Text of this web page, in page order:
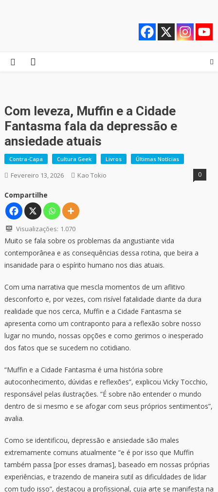
Quebrando o Controle
Com leveza, Muffin e a Cidade
Fantasma fala da depressão e
ansiedade atuais
Contra-Capa Cultura Geek Livros Últimas Notícias
Fevereiro 13, 2026 Kao Tokio 0
Compartilhe
Visualizações: 1.070
Muito se fala sobre os problemas da angustiante vida
contemporânea e as consequências dessa rotina, que beira a
insanidade para o espírito humano nos dias atuais.
Com uma narrativa que mescla momentos de um aflitivo
desconforto e, por vezes, com risível fatalidade diante da dura
realidade que nos cerca, Muffin e a Cidade Fantasma se
apresenta como um contraponto para a reflexão sobre nosso
lugar no mundo, nossas opções e como gerimos o inesperado
dos fatos que se sucedem no cotidiano.
“Muffin e a Cidade Fantasma é uma história sobre
autoconhecimento, dúvidas e reflexões”, explicou Vicky Tocchio,
responsável pelas ilustrações. “É sobre não entender o mundo
dentro de si mesmo e se afogar com seus próprios sentimentos”,
avalia.
Como se identificou, depressão e ansiedade são males
extremamente comuns atualmente “e é por isso que Muffin
também passa [por esses dramas], baseado em nossas próprias
experiências, e trazendo de maneira sutil as dificuldades de lidar
com tudo isso”, destacou a profissional, cuja arte se manifesta na